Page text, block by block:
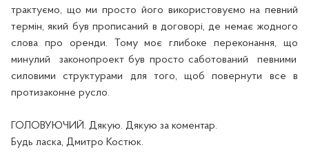
трактуємо, що ми просто його використовуємо на певний
термін, який був прописаний в договорі, де немає жодного
слова про оренди. Тому моє глибоке переконання, що
минулий
законопроект був просто саботований
певними
силовими структурами для того, щоб повернути все в
протизаконне русло.
ГОЛОВУЮЧИЙ. Дякую. Дякую за коментар.
Будь ласка, Дмитро Костюк.